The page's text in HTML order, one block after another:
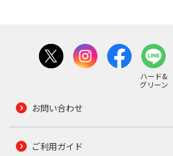
ハード&
グリーン
お問い合わせ
ご利用ガイド